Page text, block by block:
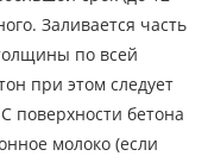
Заливается часть
по всей
при этом следует
поверхности бетона
молоко (если